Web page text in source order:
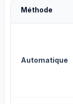
Méthode
Automatique